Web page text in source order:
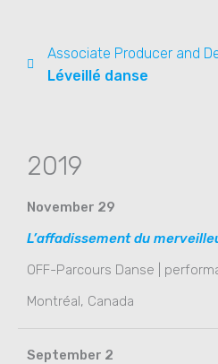
Associate Producer and
Léveillé danse
2019
November 29
L’affadissement du
OFF-Parcours Danse |
Montréal, Canada
September 2